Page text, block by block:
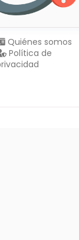
Quiénes somos
Política de